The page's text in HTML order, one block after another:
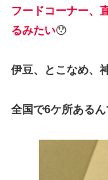
フードコーナー、
るみたい😯
伊豆、とこなめ、
全国で6ケ所ある